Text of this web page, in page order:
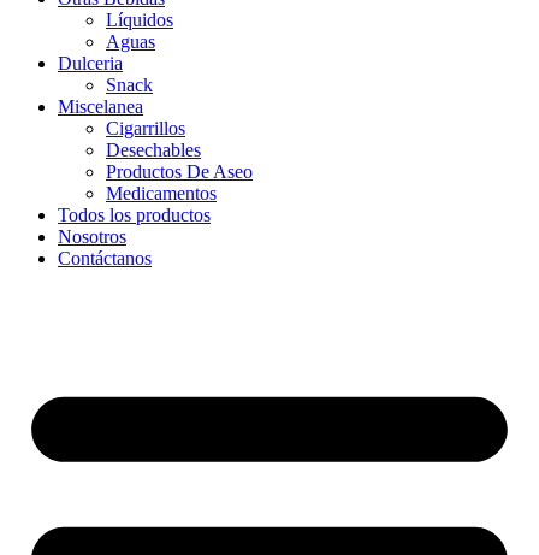
Líquidos
Aguas
Dulceria
Snack
Miscelanea
Cigarrillos
Desechables
Productos De Aseo
Medicamentos
Todos los productos
Nosotros
Contáctanos